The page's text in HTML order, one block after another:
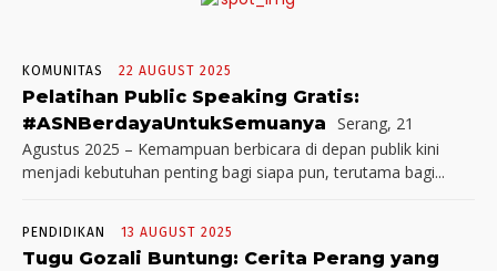
KOMUNITAS 22 AUGUST 2025
Pelatihan Public Speaking Gratis:
#ASNBerdayaUntukSemuanya Serang, 21
Agustus 2025 – Kemampuan berbicara di depan publik kini
menjadi kebutuhan penting bagi siapa pun, terutama bagi...
PENDIDIKAN 13 AUGUST 2025
Tugu Gozali Buntung: Cerita Perang yang